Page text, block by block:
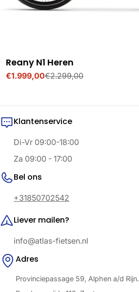
Reany N1 Heren
Verkoopprijs
€1.999,00
Normale
€2.299,00
Klantenservice
Di-Vr 09:00-18:00
Za 09:00 - 17:00
Bel ons
+31850702542
Liever mailen?
info@atlas-fietsen.nl
Adres
Provinciepassage 59, Alphen a/d Rijn.